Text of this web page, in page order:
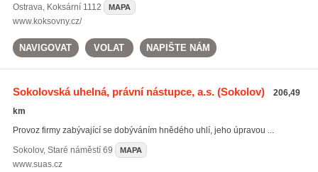
Ostrava, Koksární 1112 MAPA
www.koksovny.cz/
NAVIGOVAT VOLAT NAPIŠTE NÁM
Sokolovská uhelná, právní nástupce, a.s.(Sokolov)
206,49
km
Provoz firmy zabývající se dobýváním hnědého uhlí, jeho úpravou ...
Sokolov, Staré náměstí 69 MAPA
www.suas.cz